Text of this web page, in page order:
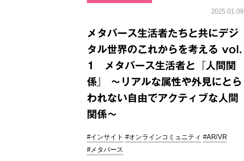
2025.01.09
メタバース生活者たちと共にデジ
タル世界のこれからを考える vol.
1 メタバース生活者と『人間関
係』 ～リアルな属性や外見にとら
われない自由でアクティブな人間
関係～
#インサイト #オンラインコミュニティ #AR/VR
#メタバース